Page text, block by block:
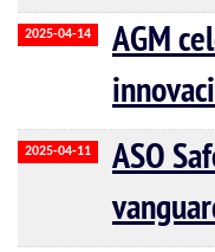
2025-04-14
AGM
2025-04-11
ASO